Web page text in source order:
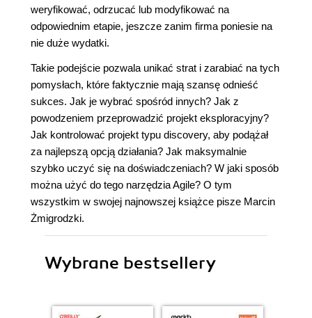
weryfikować, odrzucać lub modyfikować na
odpowiednim etapie, jeszcze zanim firma poniesie na
nie duże wydatki.
Takie podejście pozwala unikać strat i zarabiać na tych
pomysłach, które faktycznie mają szansę odnieść
sukces. Jak je wybrać spośród innych? Jak z
powodzeniem przeprowadzić projekt eksploracyjny?
Jak kontrolować projekt typu discovery, aby podążał
za najlepszą opcją działania? Jak maksymalnie
szybko uczyć się na doświadczeniach? W jaki sposób
można użyć do tego narzędzia Agile? O tym
wszystkim w swojej najnowszej książce pisze Marcin
Żmigrodzki.
Wybrane bestsellery